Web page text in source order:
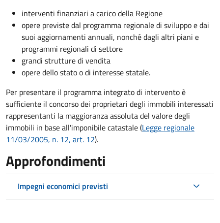
interventi finanziari a carico della Regione
opere previste dal programma regionale di sviluppo e dai
suoi aggiornamenti annuali, nonché dagli altri piani e
programmi regionali di settore
grandi strutture di vendita
opere dello stato o di interesse statale.
Per presentare il programma integrato di intervento è
sufficiente il concorso dei proprietari degli immobili interessati
rappresentanti la maggioranza assoluta del valore degli
immobili in base all'imponibile catastale (Legge regionale
11/03/2005, n. 12, art. 12).
Approfondimenti
Impegni economici previsti